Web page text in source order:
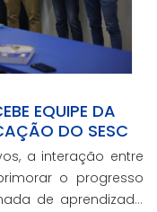
EQUIPE DA
DO SESC
a interação entre
o progresso
de aprendizado